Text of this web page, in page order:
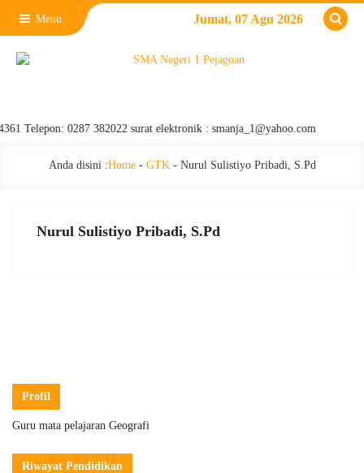
Menu Jumat, 07 Agu 2026
Telepon: 0287 382022 surat elektronik : smanja_1@yahoo.com
Anda disini :Home- GTK- Nurul Sulistiyo Pribadi, S.Pd
Nurul Sulistiyo Pribadi, S.Pd
Profil
Guru mata pelajaran Geografi
Riwayat Pendidikan